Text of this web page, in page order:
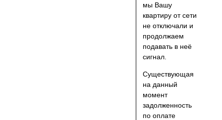
мы Вашу
квартиру от сети
не отключали и
продолжаем
подавать в неё
сигнал.
Существующая
на данный
момент
задолженность
по оплате